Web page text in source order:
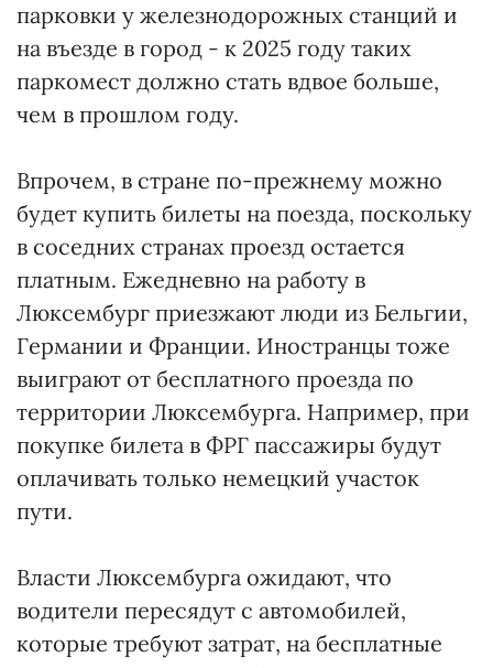
парковки у железнодорожных станций и
на въезде в город - к 2025 году таких
паркомест должно стать вдвое больше,
чем в прошлом году.
Впрочем, в стране по-прежнему можно
будет купить билеты на поезда, поскольку
в соседних странах проезд остается
платным. Ежедневно на работу в
Люксембург приезжают люди из Бельгии,
Германии и Франции. Иностранцы тоже
выиграют от бесплатного проезда по
территории Люксембурга. Например, при
покупке билета в ФРГ пассажиры будут
оплачивать только немецкий участок
пути.
Власти Люксембурга ожидают, что
водители пересядут с автомобилей,
которые требуют затрат, на бесплатные